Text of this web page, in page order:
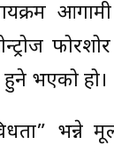
फोरशोर
हुने भएको हो।
भन्ने